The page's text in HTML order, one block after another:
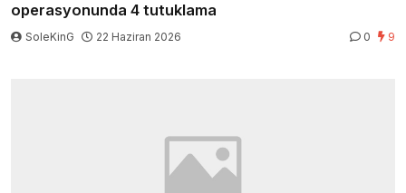
operasyonunda 4 tutuklama
SoleKinG 22 Haziran 2026 0 9